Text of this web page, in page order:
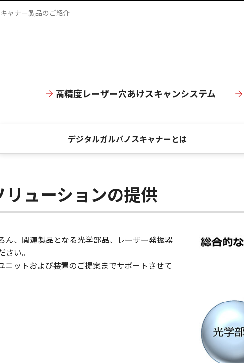
ャナー製品のご紹介
高精度レーザー穴あけスキャンシステム
デジタルガルバノスキャナーとは
ューションの提供
ん、関連製品となる光学部品、レーザー発振器
い。
ニットおよび装置のご提案までサポートさせて